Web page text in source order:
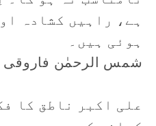
ہے، راہیں کشادہ
ہوئی ہیں۔
شمس الرحمٰن فاروقی
علی اکبر ناطق کا